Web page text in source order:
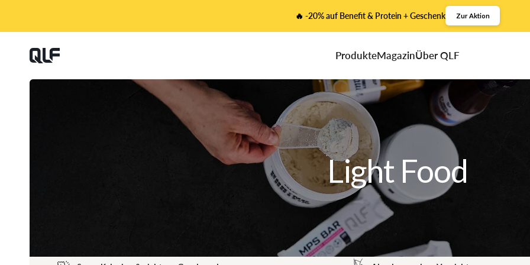
🔥 -20% auf Benefit & Protein + Geschenk Zur Aktion
ProdukteMagazinÜber QLF
Light Food